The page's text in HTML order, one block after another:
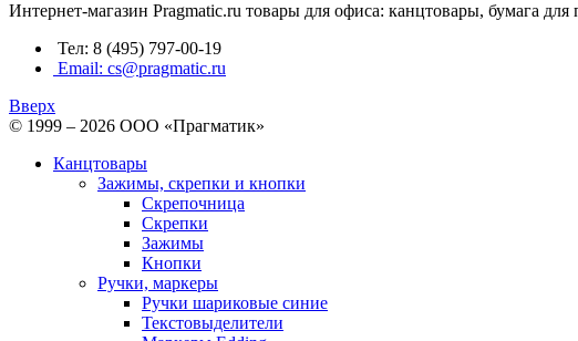
Интернет-магазин Pragmatic.ru товары для офиса: канцтовары, бумага
Тел: 8 (495) 797-00-19
Email: cs@pragmatic.ru
Вверх
© 1999 – 2026 ООО «Прагматик»
Канцтовары
Зажимы, скрепки и кнопки
Скрепочница
Скрепки
Зажимы
Кнопки
Ручки, маркеры
Ручки шариковые синие
Текстовыделители